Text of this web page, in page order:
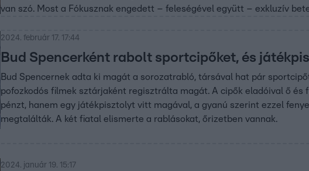
van szó. Most a Fókusznak engedett – feleségével együtt – exkluzív
2024. február 17. 17:44
Bud Spencerként rabolt sportcipőket, és
Bud Spencernek adta ki magát a sorozatrabló, társával hat pár
pofozkodós filmek sztárjaként regisztrálta magát. A cipők eladóival ő
pénzt, hanem egy játékpisztolyt vitt magával, a gyanú szerint ezzel
megtalálták. A két fiatal elismerte a rablásokat, őrizetben vannak.
2024. január 19. 15:17